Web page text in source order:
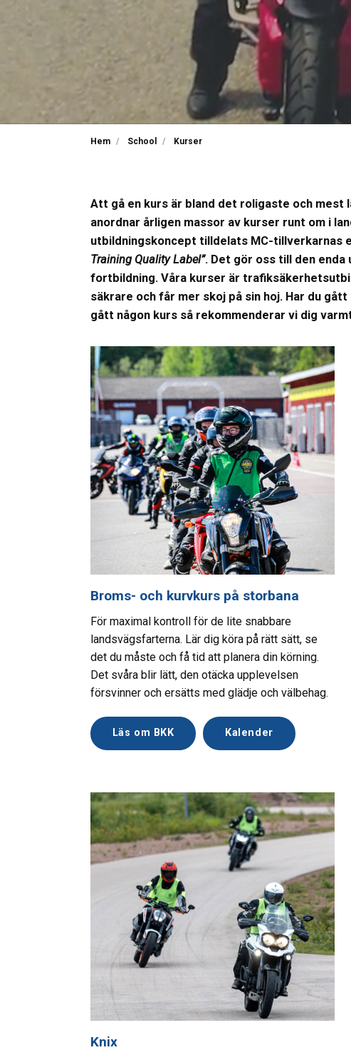
Hem School Kurser
Att gå en kurs är bland det roligaste och mest
anordnar årligen massor av kurser runt om i
utbildningskoncept tilldelats MC-tillverkarnas
Training Quality Label”. Det gör oss till den
fortbildning. Våra kurser är
säkrare och får mer skoj på sin hoj. Har du
gått någon kurs så rekommenderar vi dig
Broms- och kurvkurs på storbana
För maximal kontroll för de lite snabbare
landsvägsfarterna. Lär dig köra på rätt sätt, se
det du måste och få tid att planera din körning.
Det svåra blir lätt, den otäcka upplevelsen
försvinner och ersätts med glädje och välbehag.
Läs om BKK Kalender
Knix